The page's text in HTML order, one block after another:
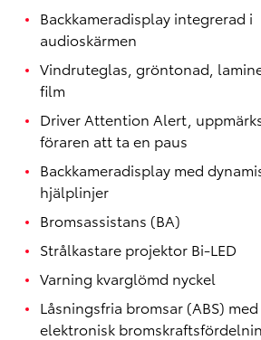
Backkameradisplay integrerad i
audioskärmen
Vindruteglas, gröntonad,
film
Driver Attention Alert,
föraren att ta en paus
Backkameradisplay med
hjälplinjer
Bromsassistans (BA)
Strålkastare projektor Bi-LED
Varning kvarglömd nyckel
Låsningsfria bromsar (ABS) med
elektronisk